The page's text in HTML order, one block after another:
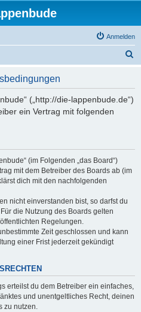
Anmelden
(„http://die-lappenbude.de“)
ein Vertrag mit folgenden
(im Folgenden „das Board“)
mit dem Betreiber des Boards ab (im
dich mit den nachfolgenden
nicht einverstanden bist, so darfst du
die Nutzung des Boards gelten
Regelungen.
Zeit geschlossen und kann
einer Frist jederzeit gekündigt
erteilst du dem Betreiber ein einfaches,
und unentgeltliches Recht, deinen
zu nutzen.